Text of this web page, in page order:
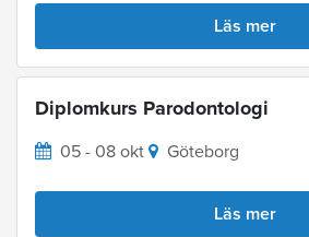
Läs mer
Diplomkurs Parodontologi
05 - 08 okt Göteborg
Läs mer